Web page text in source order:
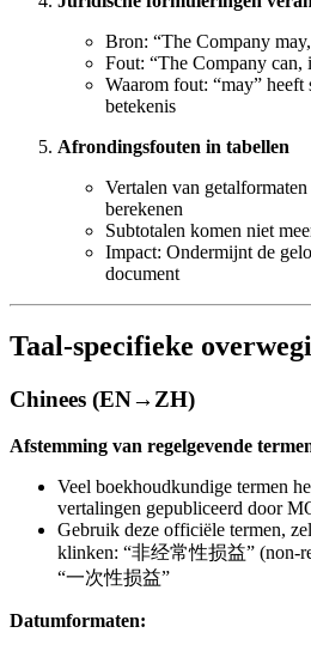
Bron: “The Company
Fout: “The Company
Waarom fout: “may”
betekenis
Afrondingsfouten in tabellen
Vertalen van
berekenen
Subtotalen komen niet
Impact: Ondermijnt de
document
Taal-specifieke
Chinees (EN→ZH)
Afstemming van regelgevende
Veel boekhoudkundige termen
vertalingen gepubliceerd door
Gebruik deze officiële termen,
klinken: “非经常性损益” (non-
“一次性损益”
Datumformaten: